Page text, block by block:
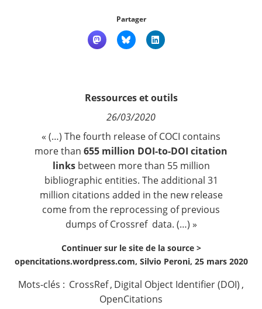
Nous suivre
Partager
Ressources et outils
26/03/2020
« (…) The fourth release of COCI contains
more than 655 million DOI-to-DOI citation
linksbetween more than 55 million
bibliographic entities. The additional 31
million citations added in the new release
come from the reprocessing of previous
dumps of Crossref data. (…) »
Continuer sur le site de la source >
opencitations.wordpress.com, Silvio Peroni, 25 mars 2020
Mots-clés : CrossRef, Digital Object Identifier (DOI) ,
OpenCitations